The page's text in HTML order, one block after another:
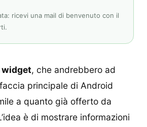
ricevi una mail di benvenuto con il
widget, che andrebbero ad
principale di Android
a quanto già offerto da
è di mostrare informazioni